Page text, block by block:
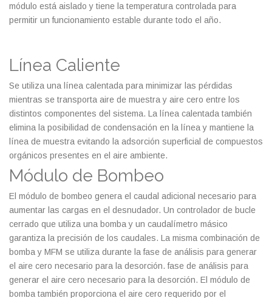
módulo está aislado y tiene la temperatura controlada para
permitir un funcionamiento estable durante todo el año.
Línea Caliente
Se utiliza una línea calentada para minimizar las pérdidas
mientras se transporta aire de muestra y aire cero entre los
distintos componentes del sistema. La línea calentada también
elimina la posibilidad de condensación en la línea y mantiene la
línea de muestra evitando la adsorción superficial de compuestos
orgánicos presentes en el aire ambiente.
Módulo de Bombeo
El módulo de bombeo genera el caudal adicional necesario para
aumentar las cargas en el desnudador. Un controlador de bucle
cerrado que utiliza una bomba y un caudalímetro másico
garantiza la precisión de los caudales. La misma combinación de
bomba y MFM se utiliza durante la fase de análisis para generar
el aire cero necesario para la desorción. fase de análisis para
generar el aire cero necesario para la desorción. El módulo de
bomba también proporciona el aire cero requerido por el